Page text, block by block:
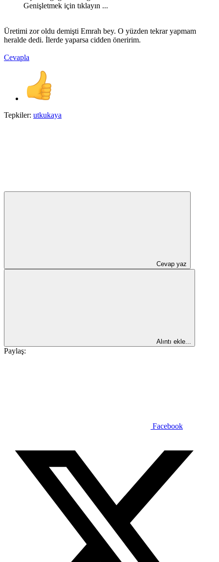
Genişletmek için tıklayın ...
Üretimi zor oldu demişti Emrah bey. O yüzden tekrar yapmam
heralde dedi. İlerde yaparsa cidden öneririm.
Cevapla
Tepkiler: utkukaya
Cevap yaz
Alıntı ekle...
Paylaş:
Facebook